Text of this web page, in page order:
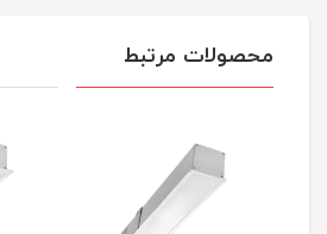
محصولات مرتبط